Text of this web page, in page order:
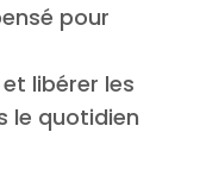
pour
libérer les
le quotidien